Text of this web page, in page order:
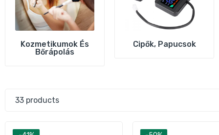
Kozmetikumok És
Bőrápolás
Cipők, Papucsok
33 products